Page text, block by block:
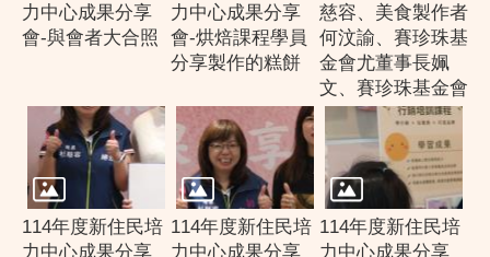
力中心成果分享
會-與會者大合照
力中心成果分享
會-烘焙課程學員
分享製作的糕餅
慈容、美食製作者
何汶諭、賽珍珠基
金會尤董事長姵
文、賽珍珠基金會
114年度新住民培
力中心成果分享
114年度新住民培
力中心成果分享
114年度新住民培
力中心成果分享